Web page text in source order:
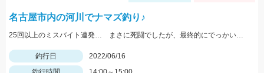
名古屋市内の河川でナマズ釣り♪
25回以上のミスバイト連発… まさに死闘でしたが、最終的にでっかいのが釣れてくれました！
釣行日
2022/06/16